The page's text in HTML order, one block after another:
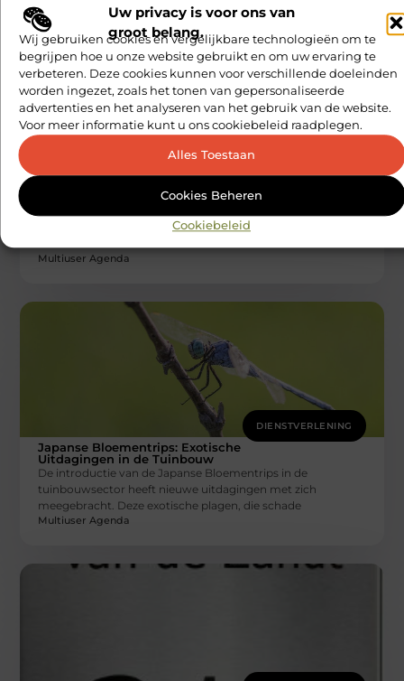
Uw privacy is voor ons van
groot belang.
Wij gebruiken cookies en vergelijkbare technologieën om te
begrijpen hoe u onze website gebruikt en om uw ervaring te
verbeteren. Deze cookies kunnen voor verschillende doeleinden
worden ingezet, zoals het tonen van gepersonaliseerde
advertenties en het analyseren van het gebruik van de website.
Voor meer informatie kunt u ons cookiebeleid raadplegen.
Alles Toestaan
Cookies Beheren
Cookiebeleid
Gerelateerde artikelendie u mogelijk
interesseren
een elektricien in Barneveld
en ruimte, maar de elektrische installatie is soms een
Multiuser Agenda
DIENSTVERLENING
Japanse Bloementrips: Exotische
Uitdagingen in de Tuinbouw
De introductie van de Japanse Bloementrips in de
tuinbouwsector heeft nieuwe uitdagingen met zich
meegebracht. Deze exotische plagen, die schade
Multiuser Agenda